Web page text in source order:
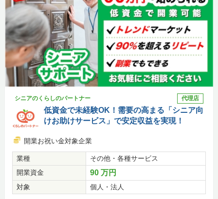
シニアのくらしのパートナー 代理店
低資金で未経験OK！需要の高まる「シニア向
けお助けサービス」で安定収益を実現！
開業お祝い金対象企業
業種
その他・各種サービス
開業資金
90 万円
対象 個人・法人